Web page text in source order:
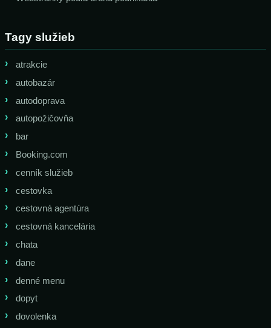
Tagy služieb
atrakcie
autobazár
autodoprava
autopožičovňa
bar
Booking.com
cenník služieb
cestovka
cestovná agentúra
cestovná kancelária
chata
dane
denné menu
dopyt
dovolenka